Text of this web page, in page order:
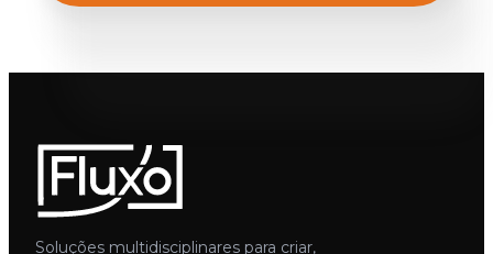
Soluções multidisciplinares para criar,